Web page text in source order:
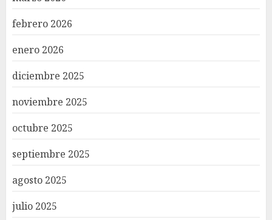
febrero 2026
enero 2026
diciembre 2025
noviembre 2025
octubre 2025
septiembre 2025
agosto 2025
julio 2025